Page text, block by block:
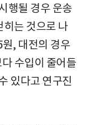
행될 경우 운송
는 것으로 나
, 대전의 경우
수입이 줄어들
있다고 연구진